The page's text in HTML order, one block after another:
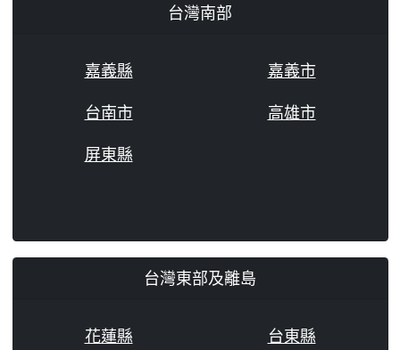
台灣南部
嘉義縣
嘉義市
台南市
高雄市
屏東縣
台灣東部及離島
花蓮縣 台東縣